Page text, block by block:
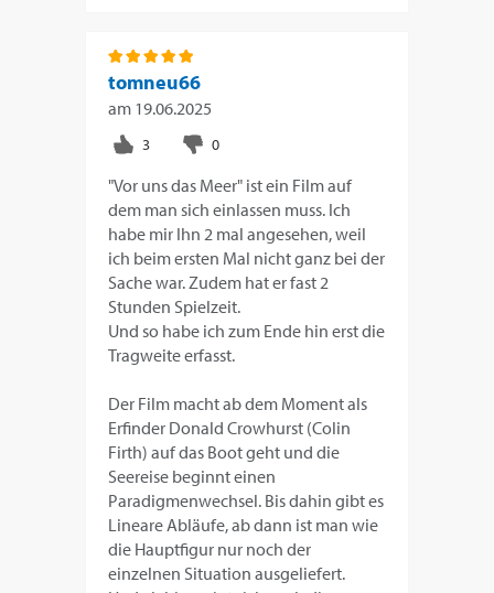
tomneu66
am 19.06.2025
"Vor uns das Meer" ist ein Film auf
dem man sich einlassen muss. Ich
habe mir Ihn 2 mal angesehen, weil
ich beim ersten Mal nicht ganz bei der
Sache war. Zudem hat er fast 2
Stunden Spielzeit.
Und so habe ich zum Ende hin erst die
Tragweite erfasst.
Der Film macht ab dem Moment als
Erfinder Donald Crowhurst (Colin
Firth) auf das Boot geht und die
Seereise beginnt einen
Paradigmenwechsel. Bis dahin gibt es
Lineare Abläufe, ab dann ist man wie
die Hauptfigur nur noch der
einzelnen Situation ausgeliefert.